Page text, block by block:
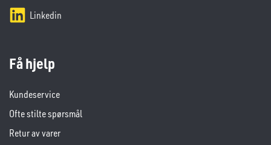
Linkedin
Få hjelp
Kundeservice
Ofte stilte spørsmål
Retur av varer